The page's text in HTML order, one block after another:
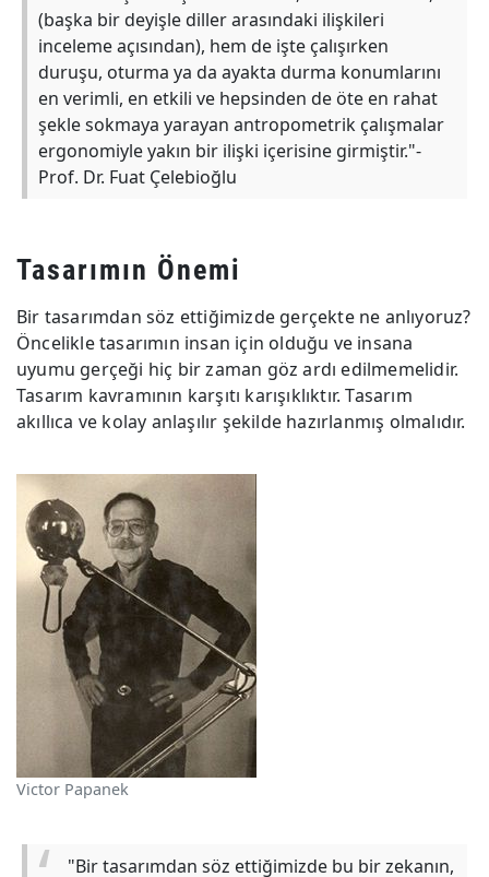
(başka bir deyişle diller arasındaki ilişkileri
inceleme açısından), hem de işte çalışırken
duruşu, oturma ya da ayakta durma konumlarını
en verimli, en etkili ve hepsinden de öte en rahat
şekle sokmaya yarayan antropometrik çalışmalar
ergonomiyle yakın bir ilişki içerisine girmiştir."-
Prof. Dr. Fuat Çelebioğlu
Tasarımın Önemi
Bir tasarımdan söz ettiğimizde gerçekte ne anlıyoruz?
Öncelikle tasarımın insan için olduğu ve insana
uyumu gerçeği hiç bir zaman göz ardı edilmemelidir.
Tasarım kavramının karşıtı karışıklıktır. Tasarım
akıllıca ve kolay anlaşılır şekilde hazırlanmış olmalıdır.
Victor Papanek
"Bir tasarımdan söz ettiğimizde bu bir zekanın,